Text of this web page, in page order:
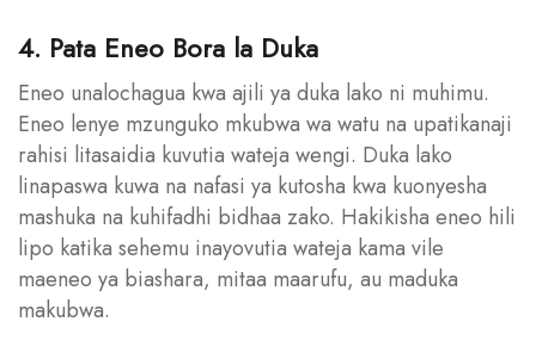
4. Pata Eneo Bora la Duka
Eneo unalochagua kwa ajili ya duka lako ni muhimu.
Eneo lenye mzunguko mkubwa wa watu na upatikanaji
rahisi litasaidia kuvutia wateja wengi. Duka lako
linapaswa kuwa na nafasi ya kutosha kwa kuonyesha
mashuka na kuhifadhi bidhaa zako. Hakikisha eneo hili
lipo katika sehemu inayovutia wateja kama vile
maeneo ya biashara, mitaa maarufu, au maduka
makubwa.